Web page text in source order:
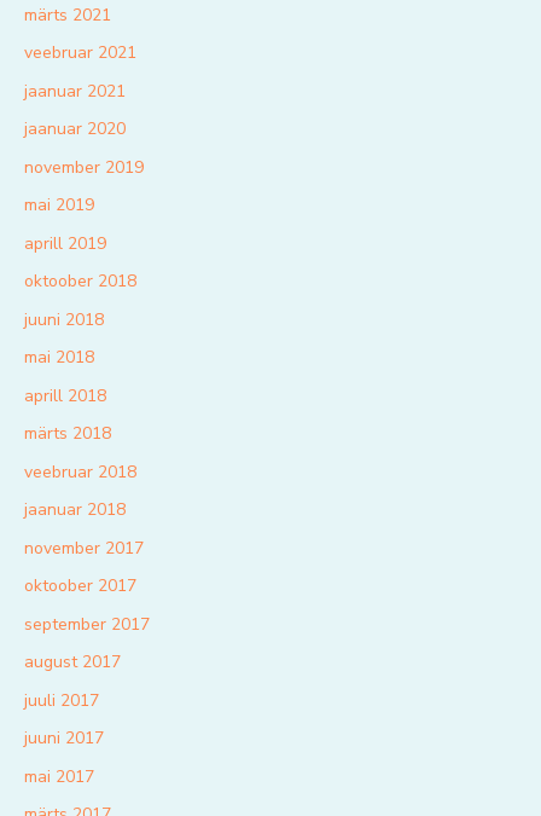
märts 2021
veebruar 2021
jaanuar 2021
jaanuar 2020
november 2019
mai 2019
aprill 2019
oktoober 2018
juuni 2018
mai 2018
aprill 2018
märts 2018
veebruar 2018
jaanuar 2018
november 2017
oktoober 2017
september 2017
august 2017
juuli 2017
juuni 2017
mai 2017